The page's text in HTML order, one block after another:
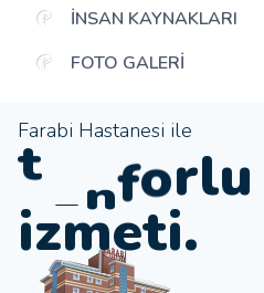
İNSAN KAYNAKLARI
FOTO GALERI
Farabi Hastanesi ile
orlu
izmeti.
t k